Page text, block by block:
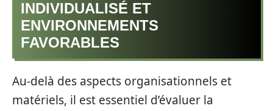
INDIVIDUALISÉ ET
ENVIRONNEMENTS
FAVORABLES
Au-delà des aspects organisationnels et
matériels, il est essentiel d’évaluer la